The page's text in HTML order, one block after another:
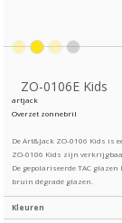
ZO-0106E Kids
artjack
Overzet zonnebril
De Art&Jack ZO-0106 Kids is
ZO-0106 Kids zijn
De gepolariseerde TAC
bruin dégradé glazen.
Kleuren